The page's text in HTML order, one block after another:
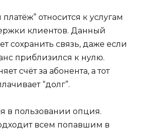
относится к услугам
клиентов. Данный
сохранить связь, даже если
приблизился к нулю.
счёт за абонента, а тот
“долг”.
в пользовании опция.
всем попавшим в